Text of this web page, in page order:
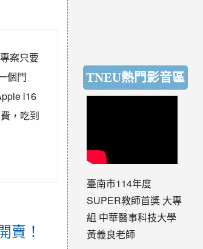
案只要
個門
i16
，吃到
賣！
TNEU熱門影音區
臺南市114年度
SUPER教師首獎 大專
組 中華醫事科技大學
黃義良老師